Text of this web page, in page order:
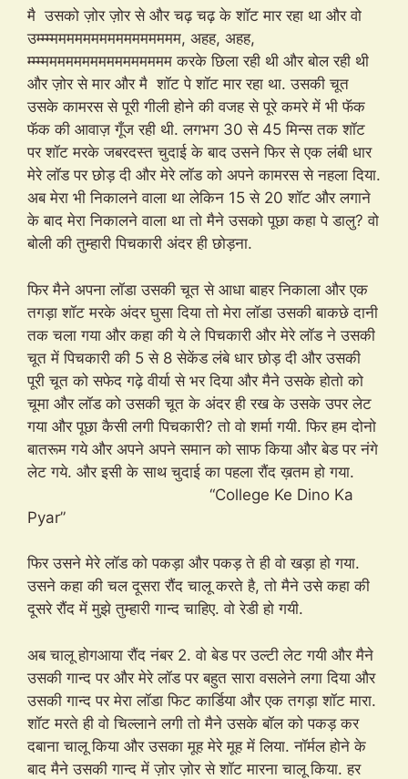
मै उसको ज़ोर ज़ोर से और चढ़ चढ़ के शॉट मार रहा था और वो
उम्म्म्मममममममममममममममम, अहह, अहह,
म्‍म्म्मममममममममममममममम करके छिला रही थी और बोल रही थी
और ज़ोर से मार और मै शॉट पे शॉट मार रहा था. उसकी चूत
उसके कामरस से पूरी गीली होने की वजह से पूरे कमरे में भी फॅक
फॅक की आवाज़ गूँज रही थी. लगभग 30 से 45 मिन्स तक शॉट
पर शॉट मरके जबरदस्त चुदाई के बाद उसने फिर से एक लंबी धार
मेरे लॉड पर छोड़ दी और मेरे लॉड को अपने कामरस से नहला दिया.
अब मेरा भी निकालने वाला था लेकिन 15 से 20 शॉट और लगाने
के बाद मेरा निकालने वाला था तो मैने उसको पूछा कहा पे डालु? वो
बोली की तुम्हारी पिचकारी अंदर ही छोड़ना.
फिर मैने अपना लॉडा उसकी चूत से आधा बाहर निकाला और एक
तगड़ा शॉट मरके अंदर घुसा दिया तो मेरा लॉडा उसकी बाकछे दानी
तक चला गया और कहा की ये ले पिचकारी और मेरे लॉड ने उसकी
चूत में पिचकारी की 5 से 8 सेकेंड लंबे धार छोड़ दी और उसकी
पूरी चूत को सफेद गढ़े वीर्या से भर दिया और मैने उसके होतो को
चूमा और लॉड को उसकी चूत के अंदर ही रख के उसके उपर लेट
गया और पूछा कैसी लगी पिचकारी? तो वो शर्मा गयी. फिर हम दोनो
बातरूम गये और अपने अपने समान को साफ किया और बेड पर नंगे
लेट गये. और इसी के साथ चुदाई का पहला रौंद ख़तम हो गया.
“College Ke Dino Ka
Pyar”
फिर उसने मेरे लॉड को पकड़ा और पकड़ ते ही वो खड़ा हो गया.
उसने कहा की चल दूसरा रौंद चालू करते है, तो मैने उसे कहा की
दूसरे रौंद में मुझे तुम्हारी गान्द चाहिए. वो रेडी हो गयी.
अब चालू होगआया रौंद नंबर 2. वो बेड पर उल्टी लेट गयी और मैने
उसकी गान्द पर और मेरे लॉड पर बहुत सारा वसलेने लगा दिया और
उसकी गान्द पर मेरा लॉडा फिट कार्डिया और एक तगड़ा शॉट मारा.
शॉट मरते ही वो चिल्लाने लगी तो मैने उसके बॉल को पकड़ कर
दबाना चालू किया और उसका मूह मेरे मूह में लिया. नॉर्मल होने के
बाद मैने उसकी गान्द में ज़ोर ज़ोर से शॉट मारना चालू किया. हर